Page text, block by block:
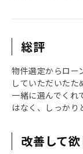
総評
物件選定からロー
していただいた
一緒に選んでくれ
はなく、しっかり
改善して